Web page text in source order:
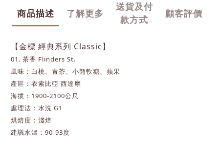
商品描述 了解更多
送貨及付
款方式
顧客評價
【金標 經典系列 Classic】
01. 茶香 Flinders St.
風味：白桃、青茶、小熊軟糖、蘋果
產區：衣索比亞 西達摩
海拔：1900-2100公尺
處理法：水洗 G1
烘焙度：淺焙
建議水溫：90-93度